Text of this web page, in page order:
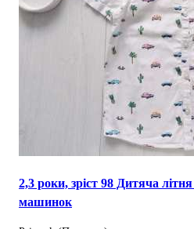
2,3 роки, зріст 98 Дитяча
машинок